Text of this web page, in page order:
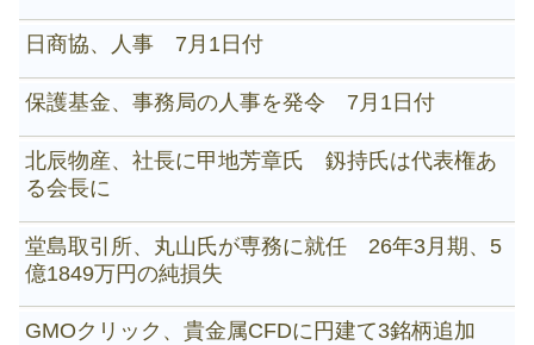
日商協、人事 7月1日付
保護基金、事務局の人事を発令 7月1日付
北辰物産、社長に甲地芳章氏 釼持氏は代表権あ
る会長に
堂島取引所、丸山氏が専務に就任 26年3月期、5
億1849万円の純損失
GMOクリック、貴金属CFDに円建て3銘柄追加